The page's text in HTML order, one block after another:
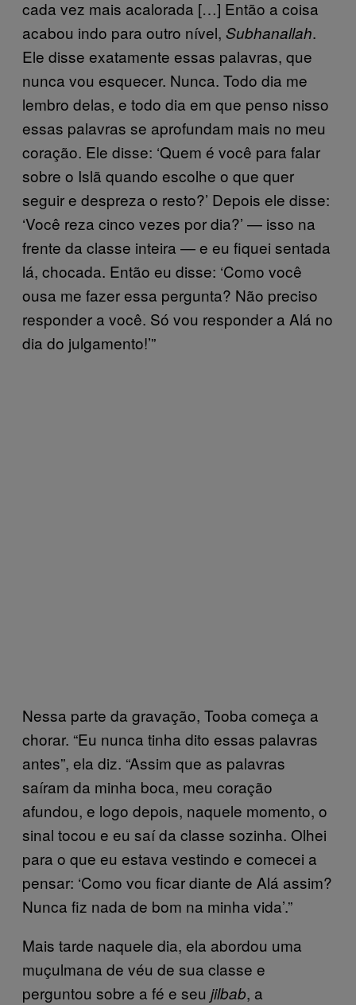
cada vez mais acalorada […] Então a coisa
acabou indo para outro nível, Subhanallah.
Ele disse exatamente essas palavras, que
nunca vou esquecer. Nunca. Todo dia me
lembro delas, e todo dia em que penso nisso
essas palavras se aprofundam mais no meu
coração. Ele disse: ‘Quem é você para falar
sobre o Islã quando escolhe o que quer
seguir e despreza o resto?’ Depois ele disse:
‘Você reza cinco vezes por dia?’ — isso na
frente da classe inteira — e eu fiquei sentada
lá, chocada. Então eu disse: ‘Como você
ousa me fazer essa pergunta? Não preciso
responder a você. Só vou responder a Alá no
dia do julgamento!’”
Nessa parte da gravação, Tooba começa a
chorar. “Eu nunca tinha dito essas palavras
antes”, ela diz. “Assim que as palavras
saíram da minha boca, meu coração
afundou, e logo depois, naquele momento, o
sinal tocou e eu saí da classe sozinha. Olhei
para o que eu estava vestindo e comecei a
pensar: ‘Como vou ficar diante de Alá assim?
Nunca fiz nada de bom na minha vida’.”
Mais tarde naquele dia, ela abordou uma
muçulmana de véu de sua classe e
perguntou sobre a fé e seu jilbab, a